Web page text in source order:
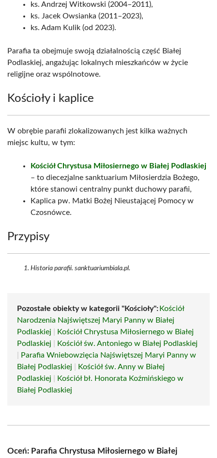
ks. Andrzej Witkowski (2004–2011),
ks. Jacek Owsianka (2011–2023),
ks. Adam Kulik (od 2023).
Parafia ta obejmuje swoją działalnością część Białej
Podlaskiej, angażując lokalnych mieszkańców w życie
religijne oraz wspólnotowe.
Kościoły i kaplice
W obrębie parafii zlokalizowanych jest kilka ważnych
miejsc kultu, w tym:
Kościół Chrystusa Miłosiernego w Białej Podlaskiej
– to diecezjalne sanktuarium Miłosierdzia Bożego,
które stanowi centralny punkt duchowy parafii,
Kaplica pw. Matki Bożej Nieustającej Pomocy w
Czosnówce.
Przypisy
Historia parafii. sanktuariumbiala.pl.
Pozostałe obiekty w kategorii "Kościoły": Kościół
Narodzenia Najświętszej Maryi Panny w Białej
Podlaskiej
Kościół Chrystusa Miłosiernego w Białej
Podlaskiej
Kościół św. Antoniego w Białej Podlaskiej
Parafia Wniebowzięcia Najświętszej Maryi Panny w
Białej Podlaskiej
Kościół św. Anny w Białej
Podlaskiej
Kościół bł. Honorata Koźmińskiego w
Białej Podlaskiej
Oceń: Parafia Chrystusa Miłosiernego w Białej